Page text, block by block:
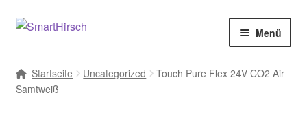
Menü
Startseite Uncategorized
Touch Pure Flex 24V CO2 Air
Samtweiß